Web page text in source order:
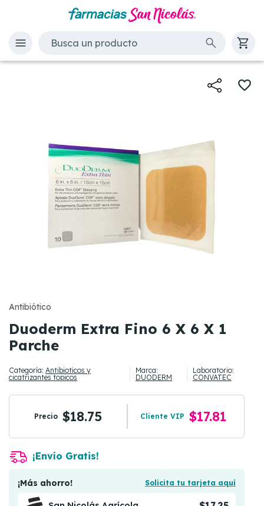
Antibiótico
Duoderm Extra Fino 6 X 6 X 1
Parche
Categoría: Antibioticos y
cicatrizantes topicos
Marca:
DUODERM
Laboratorio:
CONVATEC
Precio $18.75 Cliente VIP $17.81
¡Envío Gratis!
¡Más ahorro! Solicita tu tarjeta aquí